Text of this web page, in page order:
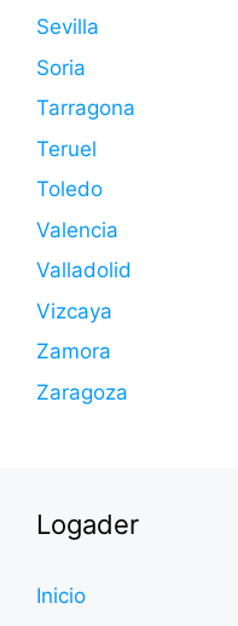
Sevilla
Soria
Tarragona
Teruel
Toledo
Valencia
Valladolid
Vizcaya
Zamora
Zaragoza
Logader
Inicio